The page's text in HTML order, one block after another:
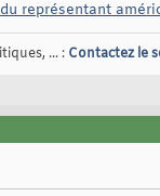
représentant
... : Contactez le